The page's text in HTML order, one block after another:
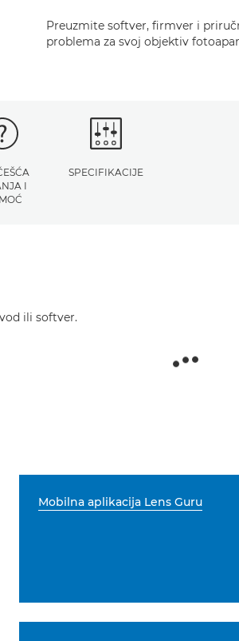
Preuzmite softver, firmver i
problema za svoj objektiv
I
SPECIFIKACIJE
ili softver.
Mobilna aplikacija Lens Guru